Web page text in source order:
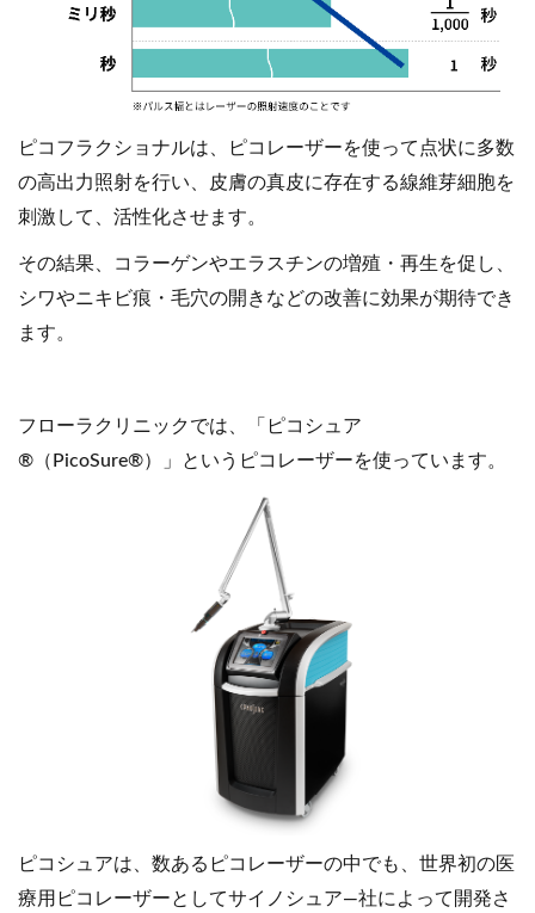
ピコフラクショナルは、ピコレーザーを使って点状に多数
の高出力照射を行い、皮膚の真皮に存在する線維芽細胞を
刺激して、活性化させます。
その結果、コラーゲンやエラスチンの増殖・再生を促し、
シワやニキビ痕・毛穴の開きなどの改善に効果が期待でき
ます。
フローラクリニックでは、「ピコシュア
®（PicoSure®）」というピコレーザーを使っています。
ピコシュアは、数あるピコレーザーの中でも、世界初の医
療用ピコレーザーとしてサイノシュア―社によって開発さ